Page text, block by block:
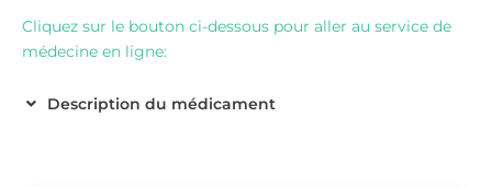
Cliquez sur le bouton ci-dessous pour aller au service de
médecine en ligne:
Description du médicament